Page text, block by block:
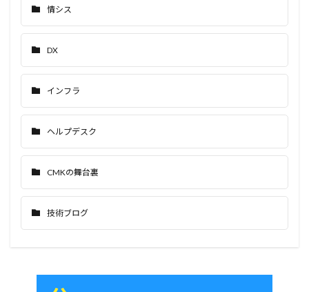
情シス
DX
インフラ
ヘルプデスク
CMKの舞台裏
技術ブログ